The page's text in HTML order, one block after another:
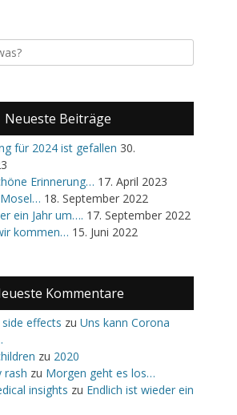
Neueste Beiträge
für 2024 ist gefallen 30.
Erinnerung… 17. April 2023
18. September 2022
ein Jahr um…. 17. September 2022
kommen… 15. Juni 2022
Kommentare
effects zu Uns kann Corona
zu 2020
rash zu Morgen geht es los…
insights zu Endlich ist wieder ein